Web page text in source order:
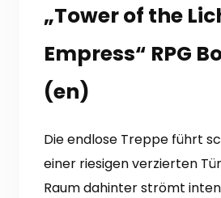
„Tower of the
Empress“ RPG
(en)
Die endlose Treppe führt
einer riesigen verzierten
Raum dahinter strömt